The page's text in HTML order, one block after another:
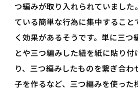
つ編みが取り入れられていました
ている簡単な行為に集中すること
く効果があるそうです。単に三つ
とや三つ編みした紐を紙に貼り付
り、三つ編みしたものを繋ぎ合わ
子を作るなど、三つ編みを使った